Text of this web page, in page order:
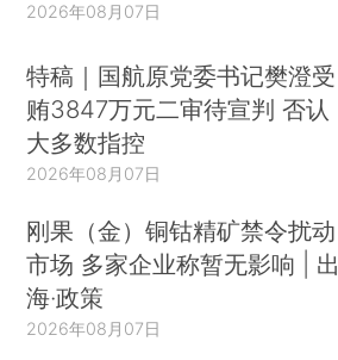
2026年08月07日
特稿｜国航原党委书记樊澄受
贿3847万元二审待宣判 否认
大多数指控
2026年08月07日
刚果（金）铜钴精矿禁令扰动
市场 多家企业称暂无影响 | 出
海·政策
2026年08月07日